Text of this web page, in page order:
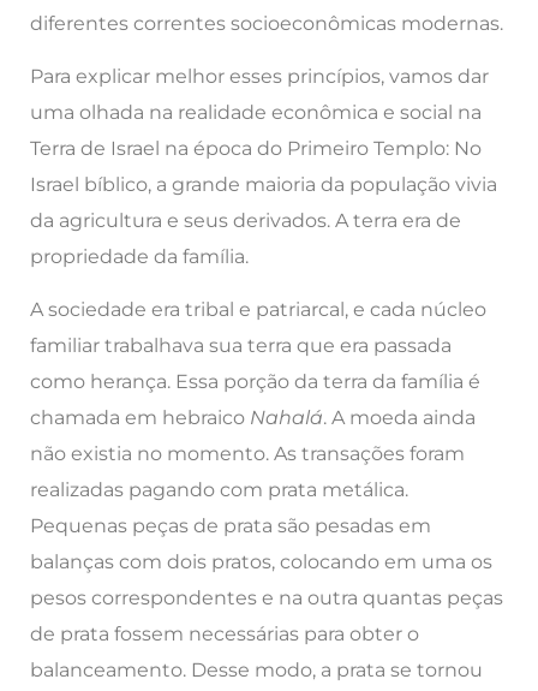
diferentes correntes socioeconômicas modernas.
Para explicar melhor esses princípios, vamos dar
uma olhada na realidade econômica e social na
Terra de Israel na época do Primeiro Templo: No
Israel bíblico, a grande maioria da população vivia
da agricultura e seus derivados. A terra era de
propriedade da família.
A sociedade era tribal e patriarcal, e cada núcleo
familiar trabalhava sua terra que era passada
como herança. Essa porção da terra da família é
chamada em hebraico Nahalá. A moeda ainda
não existia no momento. As transações foram
realizadas pagando com prata metálica.
Pequenas peças de prata são pesadas em
balanças com dois pratos, colocando em uma os
pesos correspondentes e na outra quantas peças
de prata fossem necessárias para obter o
balanceamento. Desse modo, a prata se tornou